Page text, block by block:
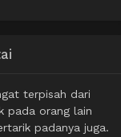
terpisah dari
pada orang lain
padanya juga.